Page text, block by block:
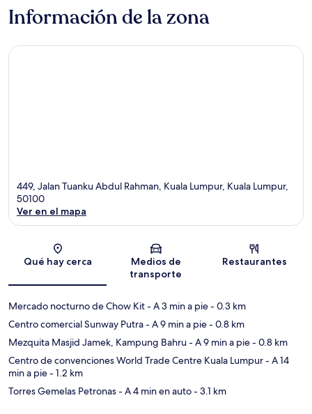
Información de la zona
449, Jalan Tuanku Abdul Rahman, Kuala Lumpur, Kuala Lumpur,
50100
Ver en el mapa
Qué hay cerca
Medios de
transporte
Restaurantes
Mercado nocturno de Chow Kit- A 3 min a pie- 0.3 km
Centro comercial Sunway Putra- A 9 min a pie- 0.8 km
Mezquita Masjid Jamek, Kampung Bahru- A 9 min a pie- 0.8 km
Centro de convenciones World Trade Centre Kuala Lumpur- A 14
min a pie- 1.2 km
Torres Gemelas Petronas- A 4 min en auto- 3.1 km